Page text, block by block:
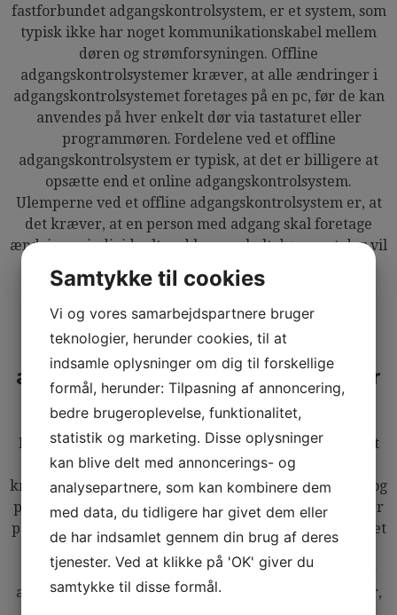
fastforbundet adgangskontrolsystem, er et system, som
typisk ikke har noget kommunikationskabel mellem
døren og strømforsyningen. Offline
adgangskontrolsystemer kræver, at alle ændringer i
adgangskontrolsystemet foretages på en pc, før de kan
anvendes på hver enkelt dør via tastaturet eller
programmøren. Fordelene ved et offline
adgangskontrolsystem er typisk, at det er billigere at
opsætte end et online adgangskontrolsystem.
Ulemperne ved et offline adgangskontrolsystem er, at
det kræver, at en person med adgang skal foretage
ændringer individuelt ved hver enkelt dør, og at der vil
være løbende omkostninger til en person, der skal
bære oplysninger ud til hver enkelt dør og hente
logfiler.
Hvorfor bruge et offline
adgangskontrolsystem frem for
en online-løsning
Et offline adgangskontrolsystem er typisk billigere at
etablere end en online-løsning. Offline-systemer
kræver ikke et kommunikationskabel mellem døren og
pc’en, hvilket betyder, at der kan foretages ændringer
på ét system, før de anvendes på et andet via tastaturet
eller programmør. Adgang til oplysninger for hver
enkelt dør skal derefter udføres af en vicevært eller
anden ekspert med kendskab til sikkerhedsløsninger,
Samtykke til cookies
Vi og vores samarbejdspartnere bruger
teknologier, herunder cookies, til at
indsamle oplysninger om dig til forskellige
formål, herunder: Tilpasning af annoncering,
bedre brugeroplevelse, funktionalitet,
statistik og marketing. Disse oplysninger
kan blive delt med annoncerings- og
analysepartnere, som kan kombinere dem
med data, du tidligere har givet dem eller
de har indsamlet gennem din brug af deres
tjenester. Ved at klikke på 'OK' giver du
samtykke til disse formål.